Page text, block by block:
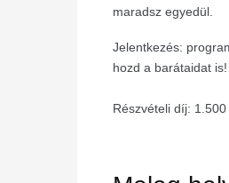
maradsz egyedül.
Jelentkezés:
hozd a barátaidat is!
Részvételi díj: